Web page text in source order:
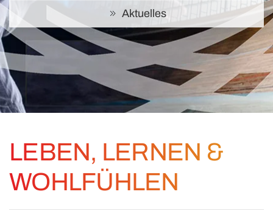
Aktuelles
LEBEN, LERNEN &
WOHLFÜHLEN